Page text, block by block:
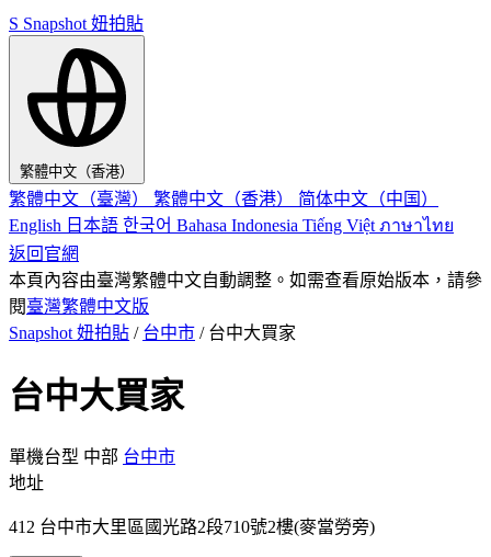
S Snapshot 妞拍貼
繁體中文（香港）
繁體中文（臺灣） 繁體中文（香港） 简体中文（中国）
English 日本語 한국어 Bahasa Indonesia Tiếng Việt ภาษาไทย
返回官網
本頁內容由臺灣繁體中文自動調整。如需查看原始版本，請參
閱臺灣繁體中文版
Snapshot 妞拍貼 / 台中市 / 台中大買家
台中大買家
單機台型 中部 台中市
地址
412 台中市大里區國光路2段710號2樓(麥當勞旁)